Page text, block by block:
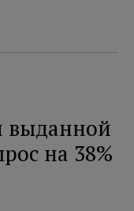
выданной
на 38%